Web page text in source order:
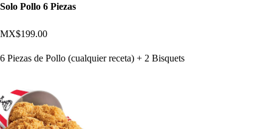
Solo Pollo 6 Piezas
MX$199.00
6 Piezas de Pollo (cualquier receta) + 2 Bisquets